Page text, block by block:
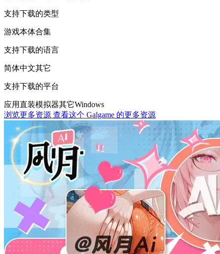
支持下载的类型
游戏本体合集
支持下载的语言
简体中文其它
支持下载的平台
应用直装模拟器其它Windows
浏览更多资源 查看这个 Galgame 的更多资源